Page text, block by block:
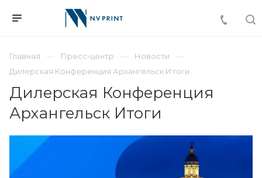
Главная Пресс-центр
Новости
Дилерская Конференция Архангельск Итоги
Дилерская Конференция
Архангельск Итоги